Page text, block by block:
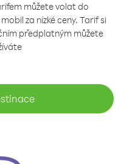
můžete volat do
za nízké ceny. Tarif si
předplatným můžete